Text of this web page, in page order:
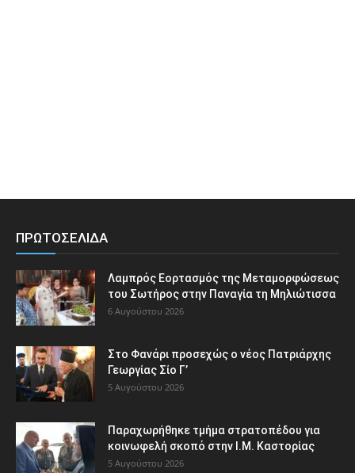
ΠΡΩΤΟΣΕΛΙΔΑ
Λαμπρός Εορτασμός της Μεταμορφώσεως
του Σωτήρος στην Παναγία τη Μηλιώτισσα
6 Αυγούστου 2026
Στο Φανάρι προσεχώς ο νέος Πατριάρχης
Γεωργίας Σίο Γ’
5 Αυγούστου 2026
Παραχωρήθηκε τμήμα στρατοπέδου για
κοινωφελή σκοπό στην Ι.Μ. Καστορίας
5 Αυγούστου 2026